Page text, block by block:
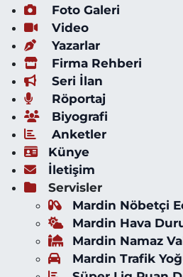
Foto Galeri
Video
Yazarlar
Firma Rehberi
Seri İlan
Röportaj
Biyografi
Anketler
Künye
İletişim
Servisler
Mardin Nöbetçi
Mardin Hava
Mardin Namaz
Mardin Trafik